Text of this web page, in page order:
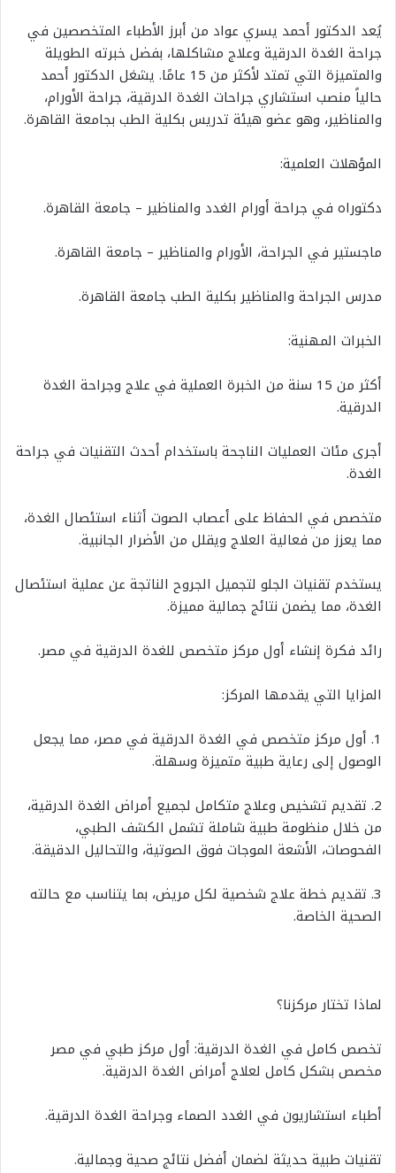
يُعد الدكتور أحمد يسري عواد من أبرز الأطباء المتخصصين في
جراحة الغدة الدرقية وعلاج مشاكلها، بفضل خبرته الطويلة
والمتميزة التي تمتد لأكثر من 15 عامًا. يشغل الدكتور أحمد
حالياً منصب استشاري جراحات الغدة الدرقية، جراحة الأورام،
والمناظير، وهو عضو هيئة تدريس بكلية الطب بجامعة القاهرة.
المؤهلات العلمية:
دكتوراه في جراحة أورام الغدد والمناظير – جامعة القاهرة.
ماجستير في الجراحة، الأورام والمناظير – جامعة القاهرة.
مدرس الجراحة والمناظير بكلية الطب جامعة القاهرة.
الخبرات المهنية:
أكثر من 15 سنة من الخبرة العملية في علاج وجراحة الغدة
الدرقية.
أجرى مئات العمليات الناجحة باستخدام أحدث التقنيات في جراحة
الغدة.
متخصص في الحفاظ على أعصاب الصوت أثناء استئصال الغدة،
مما يعزز من فعالية العلاج ويقلل من الأضرار الجانبية.
يستخدم تقنيات الجلو لتجميل الجروح الناتجة عن عملية استئصال
الغدة، مما يضمن نتائج جمالية مميزة.
رائد فكرة إنشاء أول مركز متخصص للغدة الدرقية في مصر.
المزايا التي يقدمها المركز:
1. أول مركز متخصص في الغدة الدرقية في مصر، مما يجعل
الوصول إلى رعاية طبية متميزة وسهلة.
2. تقديم تشخيص وعلاج متكامل لجميع أمراض الغدة الدرقية،
من خلال منظومة طبية شاملة تشمل الكشف الطبي،
الفحوصات، الأشعة الموجات فوق الصوتية، والتحاليل الدقيقة.
3. تقديم خطة علاج شخصية لكل مريض، بما يتناسب مع حالته
الصحية الخاصة.
لماذا تختار مركزنا؟
تخصص كامل في الغدة الدرقية: أول مركز طبي في مصر
مخصص بشكل كامل لعلاج أمراض الغدة الدرقية.
أطباء استشاريون في الغدد الصماء وجراحة الغدة الدرقية.
تقنيات طبية حديثة لضمان أفضل نتائج صحية وجمالية.